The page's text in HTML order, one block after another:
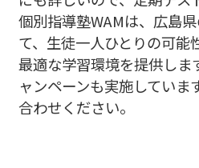
個別指導塾WAMは、広島
て、生徒一人ひとりの可能
最適な学習環境を提供しま
ャンペーンも実施していま
合わせください。